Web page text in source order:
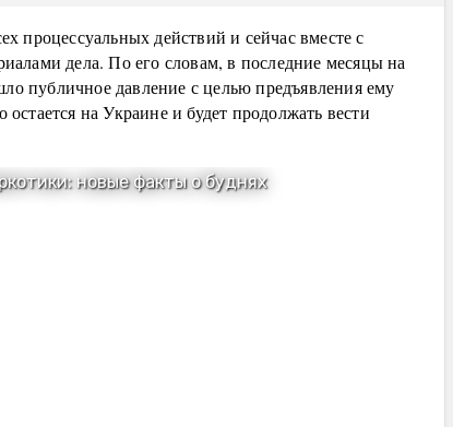
процессуальных действий и сейчас вместе с
дела. По его словам, в последние месяцы на
публичное давление с целью предъявления ему
на Украине и будет продолжать вести